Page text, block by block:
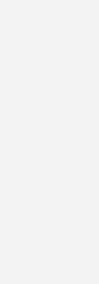
von
von 30 mm vor.
können nun auch die
20 mm des
werden.
auch den
quadratisch.
für fäkalienfreies
in Frankfurt
mit einem neuen
bietet. Um
eine leistungsstärkere
Kleinhebeanlage
über eine 300-W-